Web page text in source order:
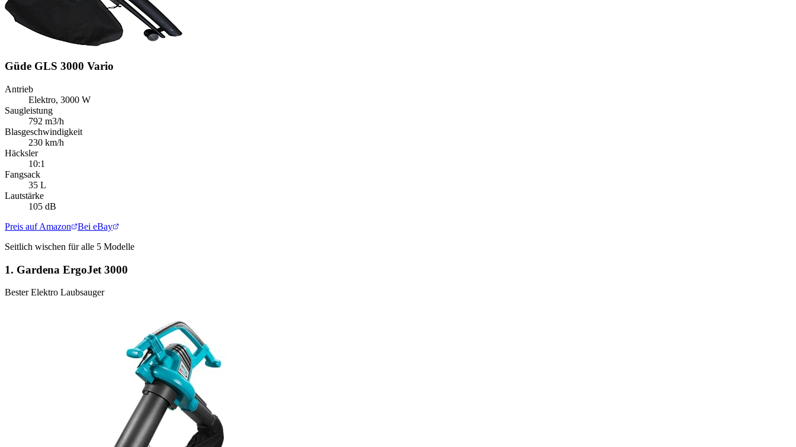
Güde GLS 3000 Vario
Antrieb
Elektro, 3000 W
Saugleistung
792 m3/h
Blasgeschwindigkeit
230 km/h
Häcksler
10:1
Fangsack
35 L
Lautstärke
105 dB
Preis auf Amazon
Bei eBay
Seitlich wischen für alle 5 Modelle
1. Gardena ErgoJet 3000
Bester Elektro Laubsauger